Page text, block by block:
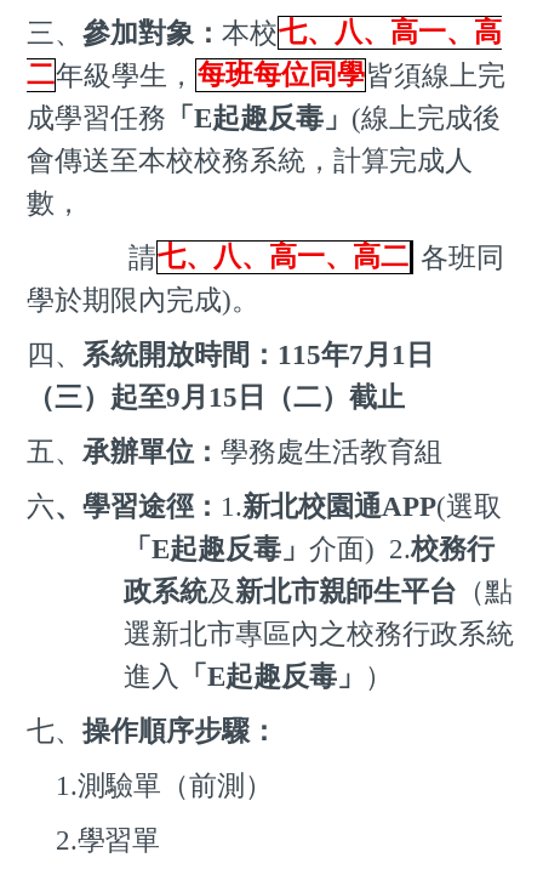
三、 參加對象： 本校七、八、高一、高
二年級學生， 每班每位同學皆須線上完
成學習任務 「E起趣反毒」 (線上完成後
會傳送至本校校務系統，計算完成人
數，
請七、八、高一、高二 各班同
學於期限內完成)。
四、 系統開放時間： 115年7月1日
（三）起至9月15日（二）截止
五、 承辦單位：學務處生活教育組
六、 學習途徑： 1.新北校園通APP(選取
「E起趣反毒」 介面) 2.校務行
政系統及 新北市親師生平台 （點
選新北市專區內之校務行政系統
進入
「E起趣反毒」 ）
七、 操作順序步驟 ：
1.測驗單（前測）
2.學習單